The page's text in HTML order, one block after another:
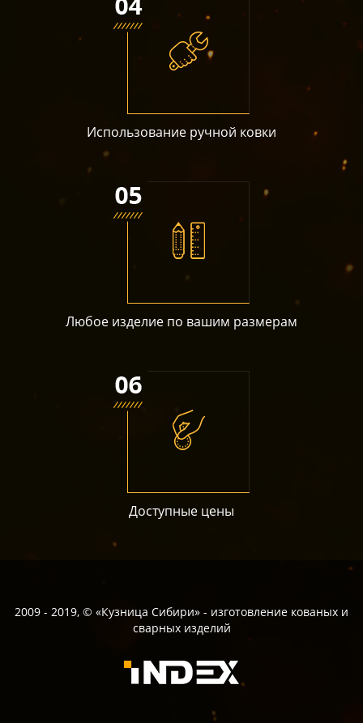
Использование ручной ковки
Любое изделие по вашим размерам
Доступные цены
2009 - 2019, © «Кузница Сибири» - изготовление кованых и
сварных изделий